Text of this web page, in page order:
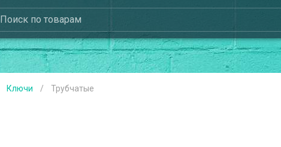
Поиск по товарам
Ключи / Трубчатые